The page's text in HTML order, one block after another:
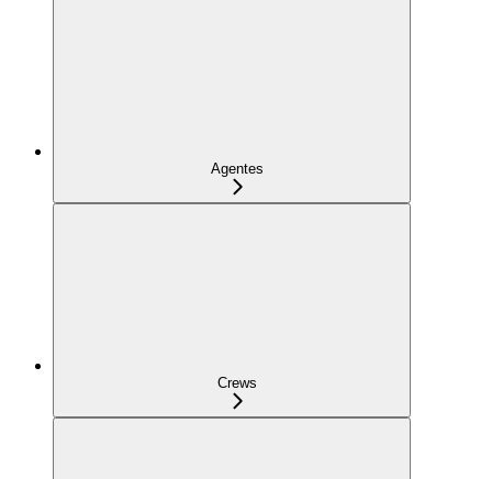
Agentes
Crews